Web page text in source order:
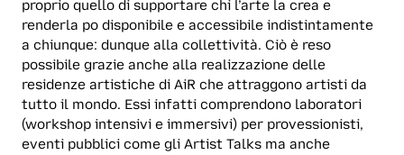
proprio quello di supportare chi l’arte la crea e
renderla po disponibile e accessibile indistintamente
a chiunque: dunque alla collettività. Ciò è reso
possibile grazie anche alla realizzazione delle
residenze artistiche di AiR che attraggono artisti da
tutto il mondo. Essi infatti comprendono laboratori
(workshop intensivi e immersivi) per provessionisti,
eventi pubblici come gli Artist Talks ma anche